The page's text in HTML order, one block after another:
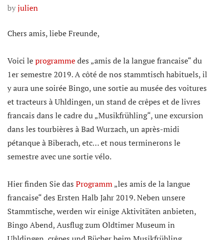
byjulien
Chers amis, liebe Freunde,
Voici leprogrammedes „amis de la langue francaise“ du
1er semestre 2019. A côté de nos stammtisch habituels, il
y aura une soirée Bingo, une sortie au musée des voitures
et tracteurs à Uhldingen, un stand de crêpes et de livres
francais dans le cadre du „Musikfrühling“, une excursion
dans les tourbières à Bad Wurzach, un après-midi
pétanque à Biberach, etc… et nous terminerons le
semestre avec une sortie vélo.
Hier finden Sie das Programm„les amis de la langue
francaise“ des Ersten Halb Jahr 2019. Neben unsere
Stammtische, werden wir einige Aktivitäten anbieten,
Bingo Abend, Ausflug zum Oldtimer Museum in